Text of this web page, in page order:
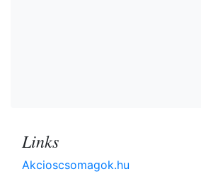
Links
Akcioscsomagok.hu